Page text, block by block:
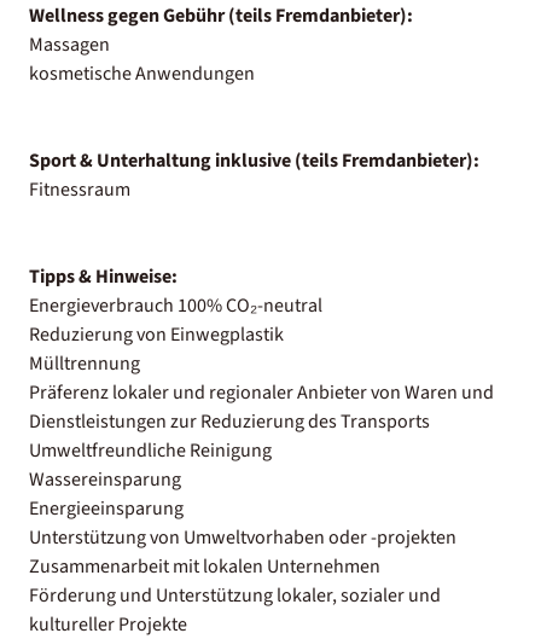
Wellness gegen Gebühr (teils Fremdanbieter):
Massagen
kosmetische Anwendungen
Sport & Unterhaltung inklusive (teils Fremdanbieter):
Fitnessraum
Tipps & Hinweise:
Energieverbrauch 100% CO₂-neutral
Reduzierung von Einwegplastik
Mülltrennung
Präferenz lokaler und regionaler Anbieter von Waren und
Dienstleistungen zur Reduzierung des Transports
Umweltfreundliche Reinigung
Wassereinsparung
Energieeinsparung
Unterstützung von Umweltvorhaben oder -projekten
Zusammenarbeit mit lokalen Unternehmen
Förderung und Unterstützung lokaler, sozialer und
kultureller Projekte